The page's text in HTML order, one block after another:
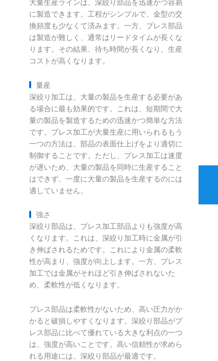
大量生産ラインは、深絞り部品を迅速かつ容易
に製造できます。工程がシンプルで、金型の交
換頻度も少なくて済みます。一方、プレス部品
は製造が難しく、通常はリードタイムが長くな
ります。その結果、待ち時間が長くなり、生産
コストが高くなります。
量産
深絞り加工は、大量の製品を生産する必要があ
る場合に最も効果的です。これは、短期間で大
量の製品を製造するための迅速かつ簡単な方法
です。プレス加工が大量生産に用いられるもう
一つの方法は、部品の表面仕上げをより適切に
制御することです。ただし、プレス加工は速度
が遅いため、大量の製品を同時に生産すること
はできず、一度に大量の製品を生産するのには
適していません。
強さ
深絞り部品は、プレス加工部品よりも強度が高
くなります。これは、深絞り加工時に金属が引
き伸ばされるためです。これにより金属の柔軟
性が高まり、強度が向上します。一方、プレス
加工では金属がそれほど引き伸ばされないた
め、柔軟性が低くなります。
プレス部品は柔軟性がないため、高い圧力がか
かると破損しやすくなります。深絞り部品がプ
レス部品に比べて優れている大きな利点の一つ
は、強度が高いことです。高い信頼性が求めら
れる用途には、深絞り部品が最適です。